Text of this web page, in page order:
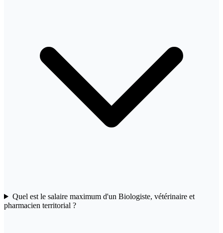
Quel est le salaire maximum d'un Biologiste, vétérinaire et
pharmacien territorial ?